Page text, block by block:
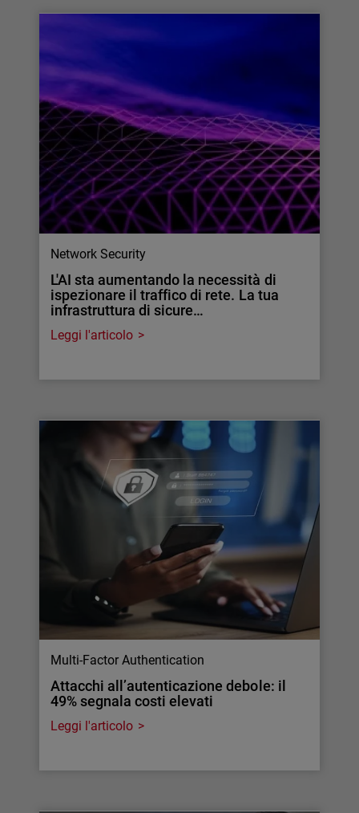
Network Security
L'AI sta aumentando la necessità di
ispezionare il traffico di rete. La tua
infrastruttura di sicure…
Leggi l'articolo
Multi-Factor Authentication
Attacchi all’autenticazione debole: il
49% segnala costi elevati
Leggi l'articolo